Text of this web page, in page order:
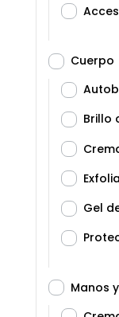
Cuerpo
Brillo
Gel
Manos